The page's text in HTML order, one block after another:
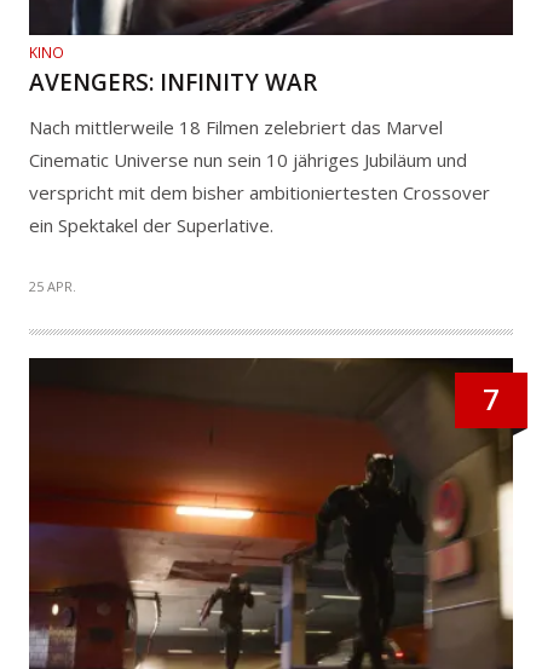
KINO
AVENGERS: INFINITY WAR
Nach mittlerweile 18 Filmen zelebriert das Marvel
Cinematic Universe nun sein 10 jähriges Jubiläum und
verspricht mit dem bisher ambitioniertesten Crossover
ein Spektakel der Superlative.
25 APR.
7